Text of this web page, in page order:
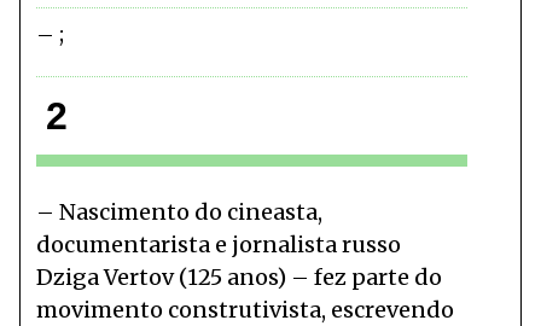
2
Nascimento do cineasta,
documentarista e jornalista russo
Dziga Vertov (125 anos) – fez parte do
movimento construtivista, escrevendo